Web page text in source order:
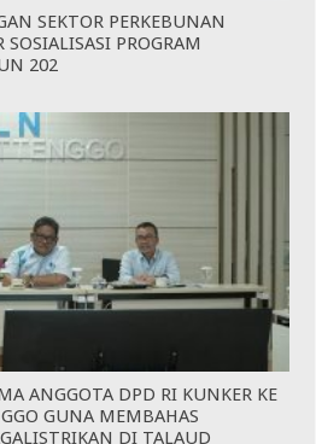
SEKTOR PERKEBUNAN
PROGRAM
202
ANGGOTA DPD RI KUNKER KE
GUNA MEMBAHAS
DI TALAUD